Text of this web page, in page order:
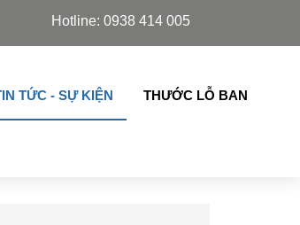
hệ mới nhập khẩu ..
Hotline: 0938 414 005
TỨC - SỰ KIỆN THƯỚC LỖ BAN